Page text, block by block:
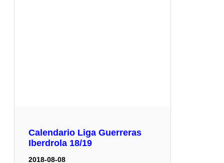
Calendario Liga Guerreras
Iberdrola 18/19
2018-08-08